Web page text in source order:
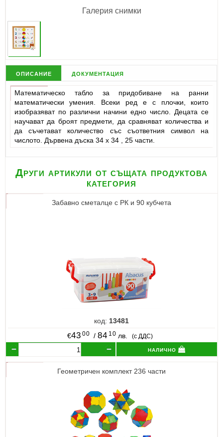
Галерия снимки
описание документация
Математическо табло за придобиване на ранни
математически умения. Всеки ред е с плочки, които
изобразяват по различни начини едно число. Децата се
научават да броят предмети, да сравняват количества и
да съчетават количество със съответния символ на
числото. Дървена дъска 34 х 34 , 25 части.
Други артикули от същата продуктова
категория
Забавно сметалце с РК и 90 кубчета
код: 13481
€43 00 /84 10 лв. (с ДДС)
налично
Геометричен комплект 236 части